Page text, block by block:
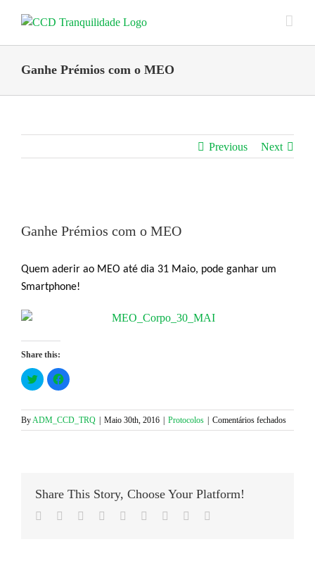
Ganhe Prémios com o MEO
Previous Next
Larger
Ganhe Prémios com o MEO
Quem aderir ao MEO até dia 31 Maio, pode ganhar um
Smartphone!
Share this:
Click
to
share
Twitter
(Opens
in
Click
to
Facebook
(Opens
in
ByADM_CCD_TRQ Maio 30th, 2016 Protocolos Comentários fechadosem
Ganhe
Share This Story, Choose Your Platform!
Facebook
TwitterLinkedIn
Reddit Google+
TumblrPinterest